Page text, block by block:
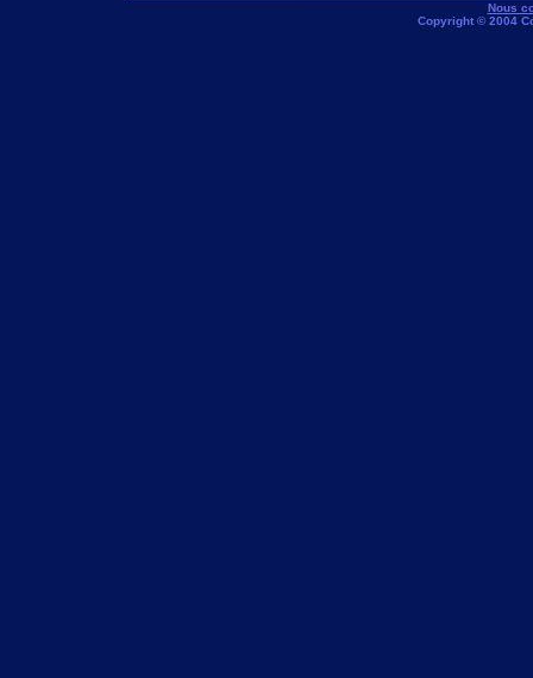
Nous
Copyright © 2004